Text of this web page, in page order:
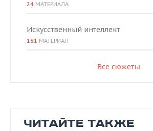
24 МАТЕРИАЛА
Искусственный интеллект
181 МАТЕРИАЛ
Все сюжеты
ЧИТАЙТЕ ТАКЖЕ